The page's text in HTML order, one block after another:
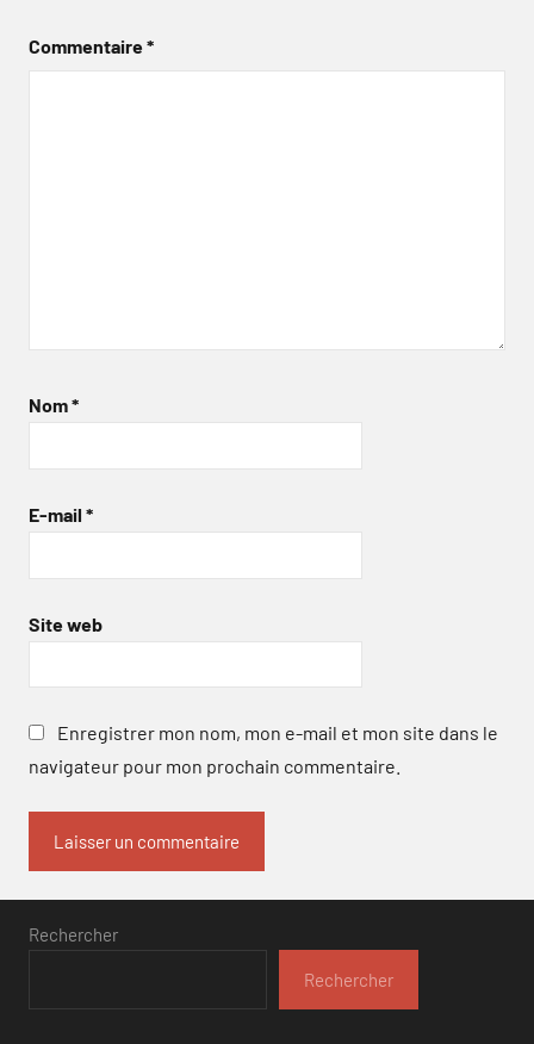
Commentaire*
Nom*
E-mail *
Site web
Enregistrer mon nom, mon e-mail et mon site dans le
navigateur pour mon prochain commentaire.
Rechercher
Rechercher